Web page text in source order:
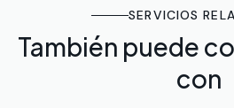
SERVICIOS
También puede
con